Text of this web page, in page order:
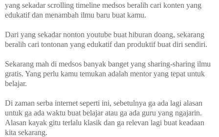
yang sekadar scrolling timeline medsos beralih cari konten yang
edukatif dan menambah ilmu baru buat kamu.
Dari yang sekadar nonton youtube buat hiburan doang, sekarang
beralih cari tontonan yang edukatif dan produktif buat diri sendiri.
Sekarang mah di medsos banyak banget yang sharing-sharing ilmu
gratis. Yang perlu kamu temukan adalah mentor yang tepat untuk
belajar.
Di zaman serba internet seperti ini, sebetulnya ga ada lagi alasan
untuk ga ada waktu buat belajar atau ga ada guru yang ngajarin.
Alasan kayak gitu terlalu klasik dan ga relevan lagi buat keadaan
kita sekarang.